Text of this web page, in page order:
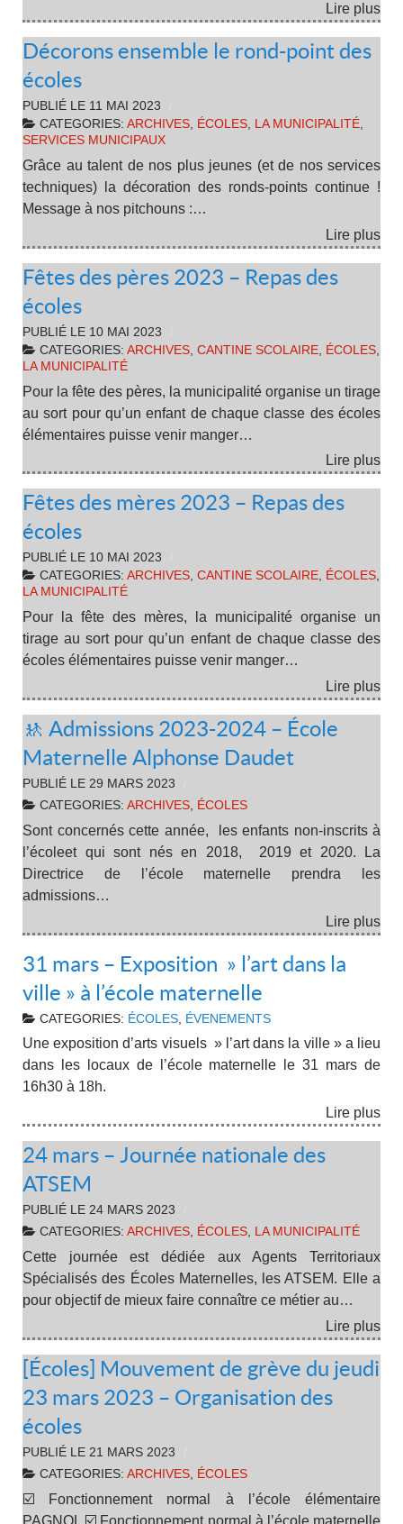
Lire plus
Décorons ensemble le rond-point des
écoles
PUBLIÉ LE 11 MAI 2023
CATEGORIES: ARCHIVES, ÉCOLES, LA MUNICIPALITÉ,
SERVICES MUNICIPAUX
Grâce au talent de nos plus jeunes (et de nos services
techniques) la décoration des ronds-points continue !
Message à nos pitchouns :…
Lire plus
Fêtes des pères 2023 – Repas des
écoles
PUBLIÉ LE 10 MAI 2023
CATEGORIES: ARCHIVES CANTINE SCOLAIRE ÉCOLES
LA MUNICIPALITÉ
Pour la fête des pères, la municipalité organise un tirage
au sort pour qu’un enfant de chaque classe des écoles
élémentaires puisse venir manger…
Lire plus
Fêtes des mères 2023 – Repas des
écoles
PUBLIÉ LE 10 MAI 2023
CATEGORIES: ARCHIVES, CANTINE SCOLAIRE, ÉCOLES,
LA MUNICIPALITÉ
Pour la fête des mères, la municipalité organise un
tirage au sort pour qu’un enfant de chaque classe des
écoles élémentaires puisse venir manger…
Lire plus
🚸 Admissions 2023-2024 – École
Maternelle Alphonse Daudet
PUBLIÉ LE 29 MARS 2023
CATEGORIES: ARCHIVES ÉCOLES
Sont concernés cette année, les enfants non-inscrits à
l’écoleet qui sont nés en 2018, 2019 et 2020. La
Directrice de l’école maternelle prendra les
admissions…
Lire plus
31 mars – Exposition » l’art dans la
ville » à l’école maternelle
CATEGORIES: ÉCOLES ÉVENEMENTS
Une exposition d’arts visuels » l’art dans la ville » a lieu
dans les locaux de l’école maternelle le 31 mars de
16h30 à 18h.
Lire plus
24 mars – Journée nationale des
ATSEM
PUBLIÉ LE 24 MARS 2023
CATEGORIES: ARCHIVES, ÉCOLES, LA MUNICIPALITÉ
Cette journée est dédiée aux Agents Territoriaux
Spécialisés des Écoles Maternelles, les ATSEM. Elle a
pour objectif de mieux faire connaître ce métier au…
Lire plus
[Écoles] Mouvement de grève du jeudi
23 mars 2023 – Organisation des
écoles
PUBLIÉ LE 21 MARS 2023
CATEGORIES: ARCHIVES ÉCOLES
☑️ Fonctionnement normal à l’école élémentaire
PAGNOL ☑️ Fonctionnement normal à l’école maternelle